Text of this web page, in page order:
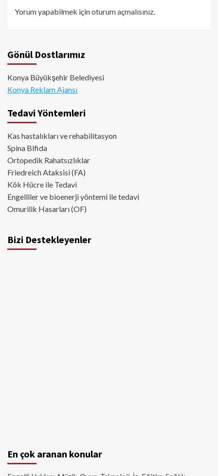
Yorum yapabilmek içinoturum açmalısınız
Gönül Dostlarımız
Konya Büyükşehir Belediyesi
Konya Reklam Ajansı
Tedavi Yöntemleri
Kas hastalıkları ve rehabilitasyon
Spina Bifida
Ortopedik Rahatsızlıklar
Friedreich Ataksisi (FA)
Kök Hücre ile Tedavi
Engelliler ve bioenerji yöntemi ile tedavi
Omurilik Hasarları (OF)
Bizi Destekleyenler
En çok aranan konular